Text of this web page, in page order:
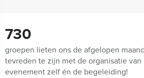
730
groepen lieten ons de afgelopen
tevreden te zijn met de organisatie
evenement zelf én de begeleiding!